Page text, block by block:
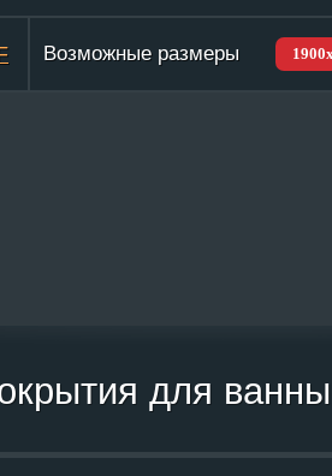
Возможные размеры
для